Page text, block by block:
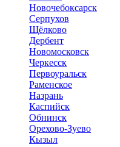
Новочебоксарск
Серпухов
Щёлково
Дербент
Новомосковск
Черкесск
Первоуральск
Раменское
Назрань
Каспийск
Обнинск
Орехово-Зуево
Кызыл